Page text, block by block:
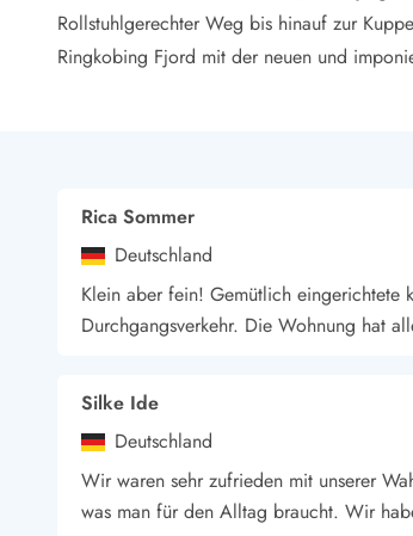
LEGOLAND® Rabatt
Urlaub mit Kindern
Urlaub mit Hund
Zoos und Tierparks in Dänemark
Freizeitparks in Dänemark
Angeln in Dänemark
Bowling in Dänemark
Golfen in Dänemark
Fitnesscenter in Dänemark
Fahrradfahren in Dänemark
Rollstuhlgerechter Weg bis hinauf zur
Ringkobing Fjord mit der neuen und
Rica Sommer
Deutschland
Klein aber fein! Gemütlich eingerichtete
Durchgangsverkehr. Die Wohnung hat
Silke Ide
Deutschland
Wir waren sehr zufrieden mit unserer
was man für den Alltag braucht. Wir